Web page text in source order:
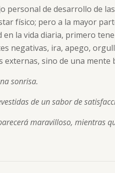
personal de desarrollo de
físico; pero a la mayor
la vida diaria, primero
negativas, ira, apego,
externas, sino de una mente
sonrisa.
de un sabor de
maravilloso, mientras